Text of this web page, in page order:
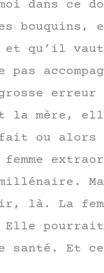
dans ce
bouquins,
et qu’il
pas
la mère,
fait ou
là. La
santé. Et